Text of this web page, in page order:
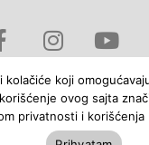
e
I
n
s
t
a
Y
o
u
t
u
Extraform. Sva
kolačiće koji
ovog sajta
privatnosti i korišćenja